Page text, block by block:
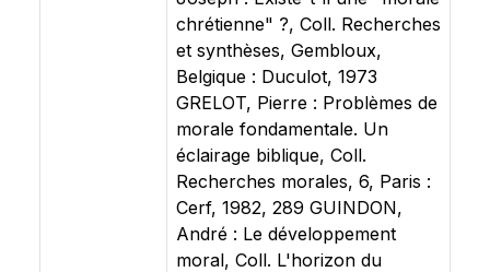
chrétienne" ?, Coll. Recherches
et synthèses, Gembloux,
Belgique : Duculot, 1973
GRELOT, Pierre : Problèmes de
morale fondamentale. Un
éclairage biblique, Coll.
Recherches morales, 6, Paris :
Cerf, 1982, 289 GUINDON,
André : Le développement
moral, Coll. L'horizon du